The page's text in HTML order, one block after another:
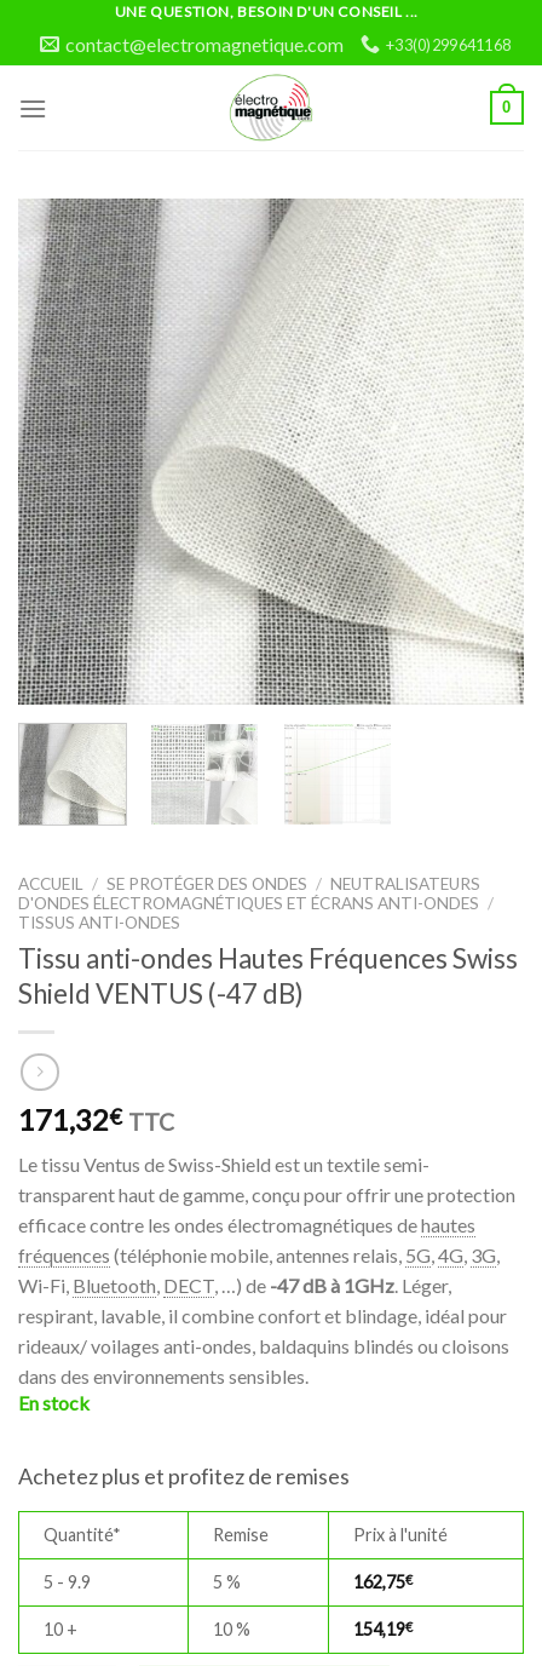
UNE QUESTION, BESOIN D'UN CONSEIL ...
contact@electromagnetique.com +33(0)299641168
0
ACCUEIL / SE PROTÉGER DES ONDES / NEUTRALISATEURS
D'ONDES ÉLECTROMAGNÉTIQUES ET ÉCRANS ANTI-ONDES /
TISSUS ANTI-ONDES
Tissu anti-ondes Hautes Fréquences Swiss
Shield VENTUS (-47 dB)
171,32€ TTC
Le tissu Ventus de Swiss-Shield est un textile semi-
transparent haut de gamme, conçu pour offrir une protection
efficace contre les ondes électromagnétiques dehautes
fréquences (téléphonie mobile, antennes relais, 5G 4G 3G
Wi-Fi, Bluetooth DECT , …) de -47 dB à 1GHz . Léger,
respirant, lavable, il combine confort et blindage, idéal pour
rideaux/ voilages anti-ondes, baldaquins blindés ou cloisons
dans des environnements sensibles.
En stock
Achetez plus et profitez de remises
Quantité* Remise Prix à l'unité
5 - 9.9 5 % 162,75€
10 + 10 % 154,19€